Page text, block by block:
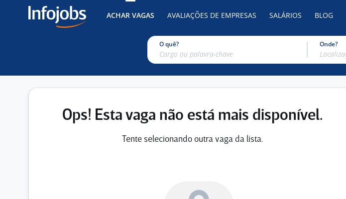
ACHAR VAGAS AVALIAÇÕES DE EMPRESAS SALÁRIOS BLOG
O quê? Onde?
Ops! Esta vaga não está mais disponível.
Tente selecionando outra vaga da lista.